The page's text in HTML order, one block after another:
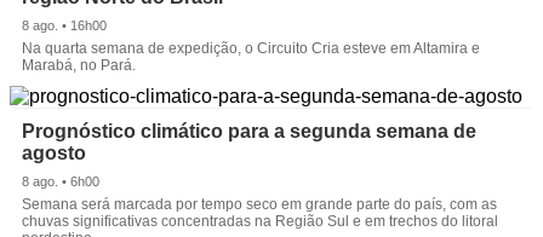
8 ago. • 16h00
Na quarta semana de expedição, o Circuito Cria esteve em Altamira e
Marabá, no Pará.
Prognóstico climático para a segunda semana de
agosto
8 ago. • 6h00
Semana será marcada por tempo seco em grande parte do país, com as
chuvas significativas concentradas na Região Sul e em trechos do litoral